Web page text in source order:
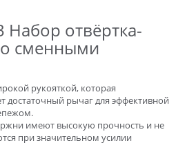
Набор отвёртка-
сменными
рукояткой, которая
достаточный рычаг для эффективной
имеют высокую прочность и не
при значительном усилии